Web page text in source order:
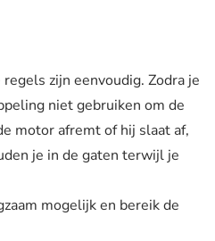
regels zijn eenvoudig. Zodra je
niet gebruiken om de
motor afremt of hij slaat af,
je in de gaten terwijl je
mogelijk en bereik de